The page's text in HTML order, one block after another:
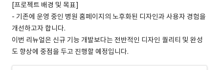
[프로젝트 배경 및 목표]
- 기존에 운영 중인 병원 홈페이지의 노후화된 디자인과 사용자 경험을
개선하고자 합니다.
이번 리뉴얼은 신규 기능 개발보다는 전반적인 디자인 퀄리티 및 완성
도 향상에 중점을 두고 진행할 예정입니다.